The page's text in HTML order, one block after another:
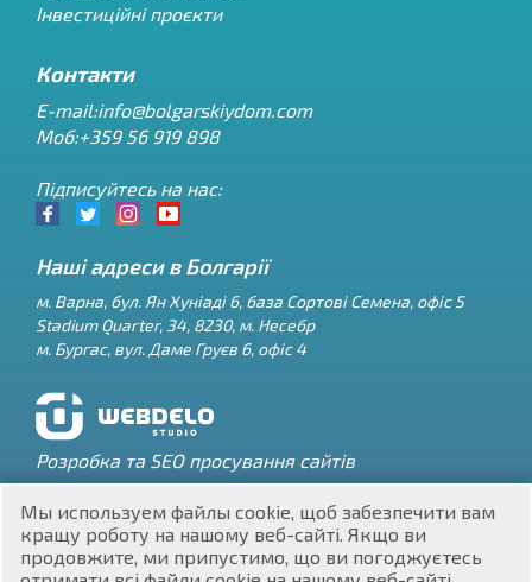
$
₽
₴
PL
Інвестиційні проєкти
Контакти
E-mail:info@bolgarskiydom.com
Моб:+359 56 919 898
Підписуйтесь на нас:
Наші адреси в Болгарії
м. Варна, бул. Ян Хуніаді 6, база Сортові Семена, офіс 5
Stadium Quarter, 34, 8230, м. Несебр
м. Бургас, вул. Даме Груєв 6, офіс 4
Розробка та SEO просування сайтів
Мы используем файлы cookie, щоб забезпечити вам
кращу роботу на нашому веб-сайті. Якщо ви
продовжите, ми припустимо, що ви погоджуєтесь